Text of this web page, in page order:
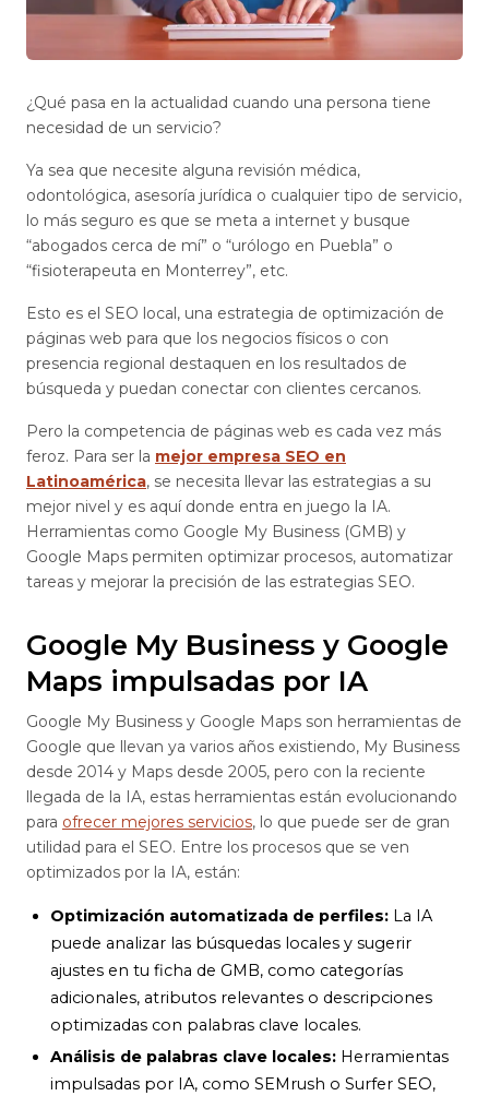
¿Qué pasa en la actualidad cuando una persona tiene
necesidad de un servicio?
Ya sea que necesite alguna revisión médica,
odontológica, asesoría jurídica o cualquier tipo de servicio,
lo más seguro es que se meta a internet y busque
“abogados cerca de mí” o “urólogo en Puebla” o
“fisioterapeuta en Monterrey”, etc.
Esto es el SEO local, una estrategia de optimización de
páginas web para que los negocios físicos o con
presencia regional destaquen en los resultados de
búsqueda y puedan conectar con clientes cercanos.
Pero la competencia de páginas web es cada vez más
feroz. Para ser la mejor empresa SEO en
Latinoamérica, se necesita llevar las estrategias a su
mejor nivel y es aquí donde entra en juego la IA.
Herramientas como Google My Business (GMB) y
Google Maps permiten optimizar procesos, automatizar
tareas y mejorar la precisión de las estrategias SEO.
Google My Business y Google
Maps impulsadas por IA
Google My Business y Google Maps son herramientas de
Google que llevan ya varios años existiendo, My Business
desde 2014 y Maps desde 2005, pero con la reciente
llegada de la IA, estas herramientas están evolucionando
para ofrecer mejores servicios, lo que puede ser de gran
utilidad para el SEO. Entre los procesos que se ven
optimizados por la IA, están:
Optimización automatizada de perfiles: La IA
puede analizar las búsquedas locales y sugerir
ajustes en tu ficha de GMB, como categorías
adicionales, atributos relevantes o descripciones
optimizadas con palabras clave locales.
Análisis de palabras clave locales: Herramientas
impulsadas por IA, como SEMrush o Surfer SEO,